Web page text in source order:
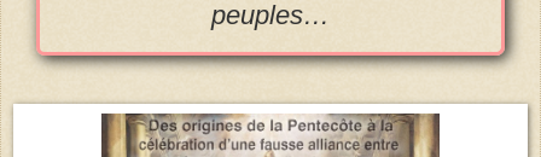
peuples…